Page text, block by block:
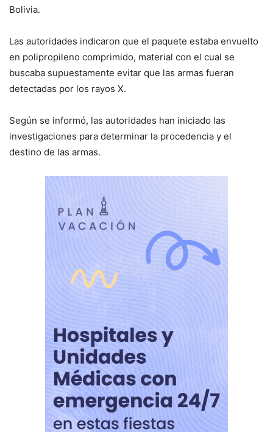
Bolivia.
Las autoridades indicaron que el paquete estaba envuelto
en polipropileno comprimido, material con el cual se
buscaba supuestamente evitar que las armas fueran
detectadas por los rayos X.
Según se informó, las autoridades han iniciado las
investigaciones para determinar la procedencia y el
destino de las armas.